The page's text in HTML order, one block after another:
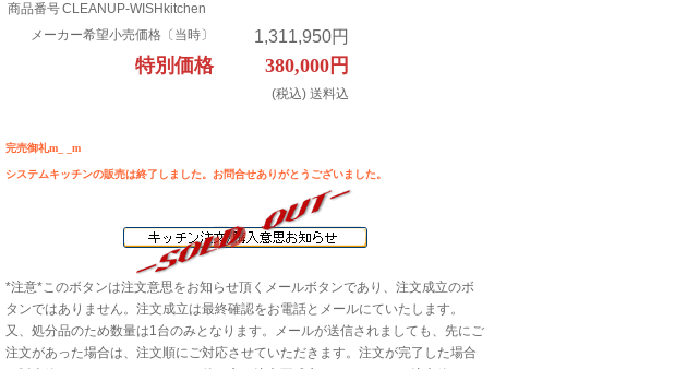
商品番号CLEANUP-WISHkitchen
メーカー希望小売価格〔当時〕
1,311,950円
特別価格 380,000円
(税込) 送料込
完売御礼m_ _m
システムキッチンの販売は終了しました。お問合せありがとうございました。
*注意*このボタンは注文意思をお知らせ頂くメールボタンであり、注文成立のボ
タンではありません。注文成立は最終確認をお電話とメールにていたします。
又、処分品のため数量は1台のみとなります。メールが送信されましても、先にご
注文があった場合は、注文順にご対応させていただきます。注文が完了した場合